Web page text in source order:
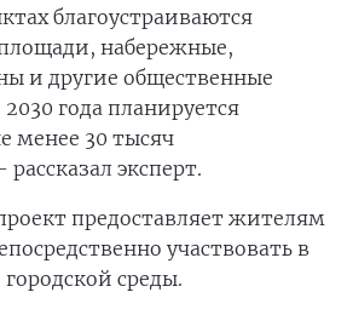
благоустраиваются
набережные,
и другие общественные
года планируется
менее 30 тысяч
эксперт.
предоставляет жителям
участвовать в
среды.